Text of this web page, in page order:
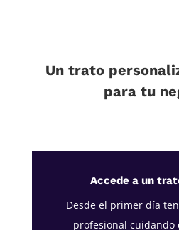
Un trato
para tu
Accede a un
Desde el primer día
profesional cuidando